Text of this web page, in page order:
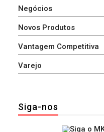
Negócios
Novos Produtos
Vantagem Competitiva
Varejo
Siga-nos